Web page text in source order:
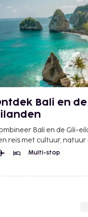
Bali en de
Bali en de Gili-
reis met cultuur, natuur
stranden –
Multi-stop